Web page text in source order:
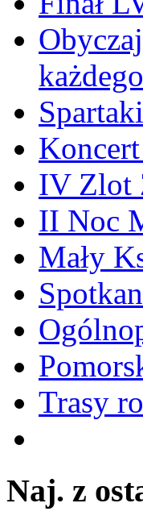
IV Zlot
II Noc
Mały
Trasy
Naj. z